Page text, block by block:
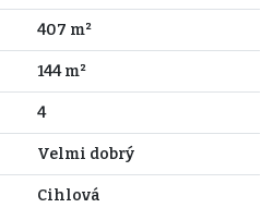
407 m²
144 m²
4
Velmi dobrý
Cihlová